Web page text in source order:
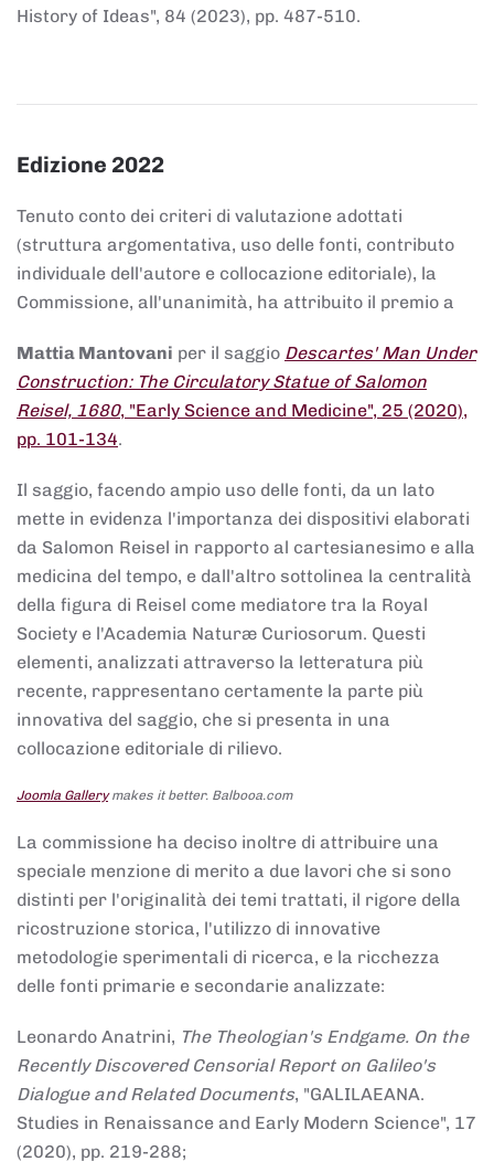
History of Ideas", 84 (2023), pp. 487-510.
Edizione 2022
Tenuto conto dei criteri di valutazione adottati
(struttura argomentativa, uso delle fonti, contributo
individuale dell'autore e collocazione editoriale), la
Commissione, all'unanimità, ha attribuito il premio a
Mattia Mantovani per il saggio Descartes' Man Under
Construction: The Circulatory Statue of Salomon
Reisel, 1680, "Early Science and Medicine", 25 (2020),
pp. 101-134.
Il saggio, facendo ampio uso delle fonti, da un lato
mette in evidenza l'importanza dei dispositivi elaborati
da Salomon Reisel in rapporto al cartesianesimo e alla
medicina del tempo, e dall'altro sottolinea la centralità
della figura di Reisel come mediatore tra la Royal
Society e l'Academia Naturæ Curiosorum. Questi
elementi, analizzati attraverso la letteratura più
recente, rappresentano certamente la parte più
innovativa del saggio, che si presenta in una
collocazione editoriale di rilievo.
Joomla Gallerymakes it better. Balbooa.com
La commissione ha deciso inoltre di attribuire una
speciale menzione di merito a due lavori che si sono
distinti per l'originalità dei temi trattati, il rigore della
ricostruzione storica, l'utilizzo di innovative
metodologie sperimentali di ricerca, e la ricchezza
delle fonti primarie e secondarie analizzate:
Leonardo Anatrini, The Theologian's Endgame. On the
Recently Discovered Censorial Report on Galileo's
Dialogue and Related Documents, "GALILAEANA.
Studies in Renaissance and Early Modern Science", 17
(2020), pp. 219-288;